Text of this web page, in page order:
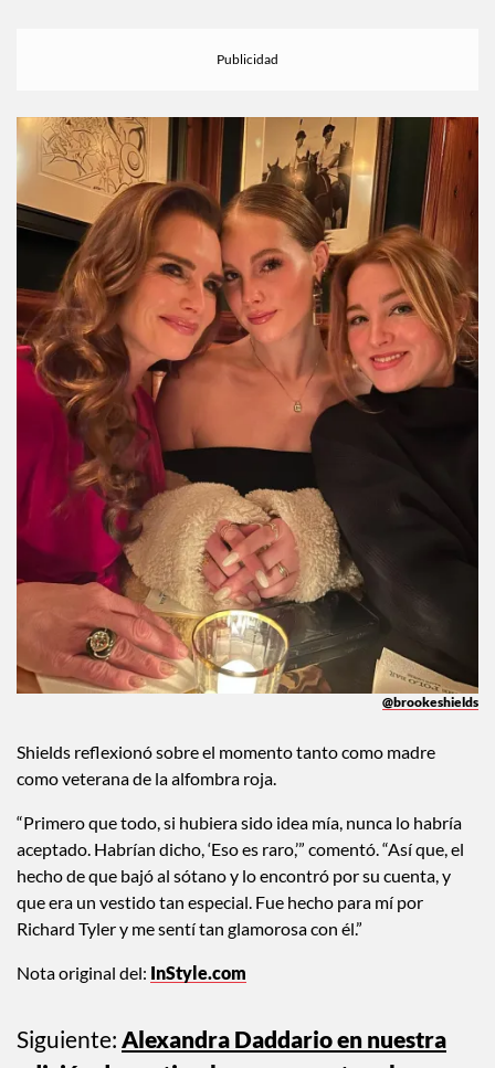
@brookeshields
Shields reflexionó sobre el momento tanto como madre
como veterana de la alfombra roja.
“Primero que todo, si hubiera sido idea mía, nunca lo habría
aceptado. Habrían dicho, ‘Eso es raro,’” comentó. “Así que, el
hecho de que bajó al sótano y lo encontró por su cuenta, y
que era un vestido tan especial. Fue hecho para mí por
Richard Tyler y me sentí tan glamorosa con él.”
Nota original del: InStyle.com
Siguiente: Alexandra Daddario en nuestra